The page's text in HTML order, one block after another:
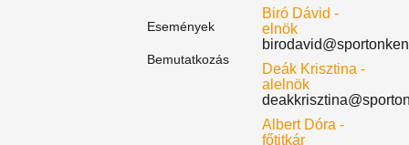
Események
Bemutatkozás
Biró Dávid -
elnök
Deák Krisztina -
alelnök
Albert Dóra -
főtitkár